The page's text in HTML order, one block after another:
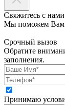
Свяжитесь с
Мы поможем
Срочный вызов
Обратите
заполнения.
Принимаю